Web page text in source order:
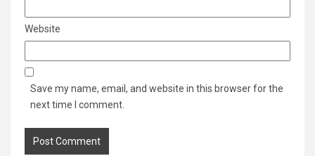
Website
Save my name, email, and website in this browser for the
next time I comment.